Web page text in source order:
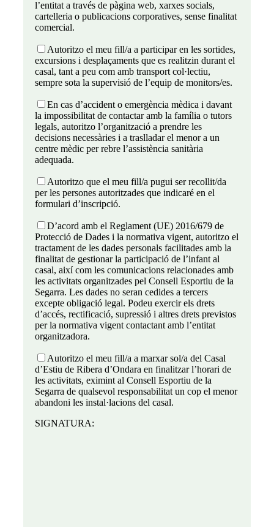
l’entitat a través de pàgina web, xarxes socials,
cartelleria o publicacions corporatives, sense finalitat
comercial.
Autoritzo el meu fill/a a participar en les sortides,
excursions i desplaçaments que es realitzin durant el
casal, tant a peu com amb transport col·lectiu,
sempre sota la supervisió de l’equip de monitors/es.
En cas d’accident o emergència mèdica i davant
la impossibilitat de contactar amb la família o tutors
legals, autoritzo l’organització a prendre les
decisions necessàries i a traslladar el menor a un
centre mèdic per rebre l’assistència sanitària
adequada.
Autoritzo que el meu fill/a pugui ser recollit/da
per les persones autoritzades que indicaré en el
formulari d’inscripció.
D’acord amb el Reglament (UE) 2016/679 de
Protecció de Dades i la normativa vigent, autoritzo el
tractament de les dades personals facilitades amb la
finalitat de gestionar la participació de l’infant al
casal, així com les comunicacions relacionades amb
les activitats organitzades pel Consell Esportiu de la
Segarra. Les dades no seran cedides a tercers
excepte obligació legal. Podeu exercir els drets
d’accés, rectificació, supressió i altres drets previstos
per la normativa vigent contactant amb l’entitat
organitzadora.
Autoritzo el meu fill/a a marxar sol/a del Casal
d’Estiu de Ribera d’Ondara en finalitzar l’horari de
les activitats, eximint al Consell Esportiu de la
Segarra de qualsevol responsabilitat un cop el menor
abandoni les instal·lacions del casal.
SIGNATURA: